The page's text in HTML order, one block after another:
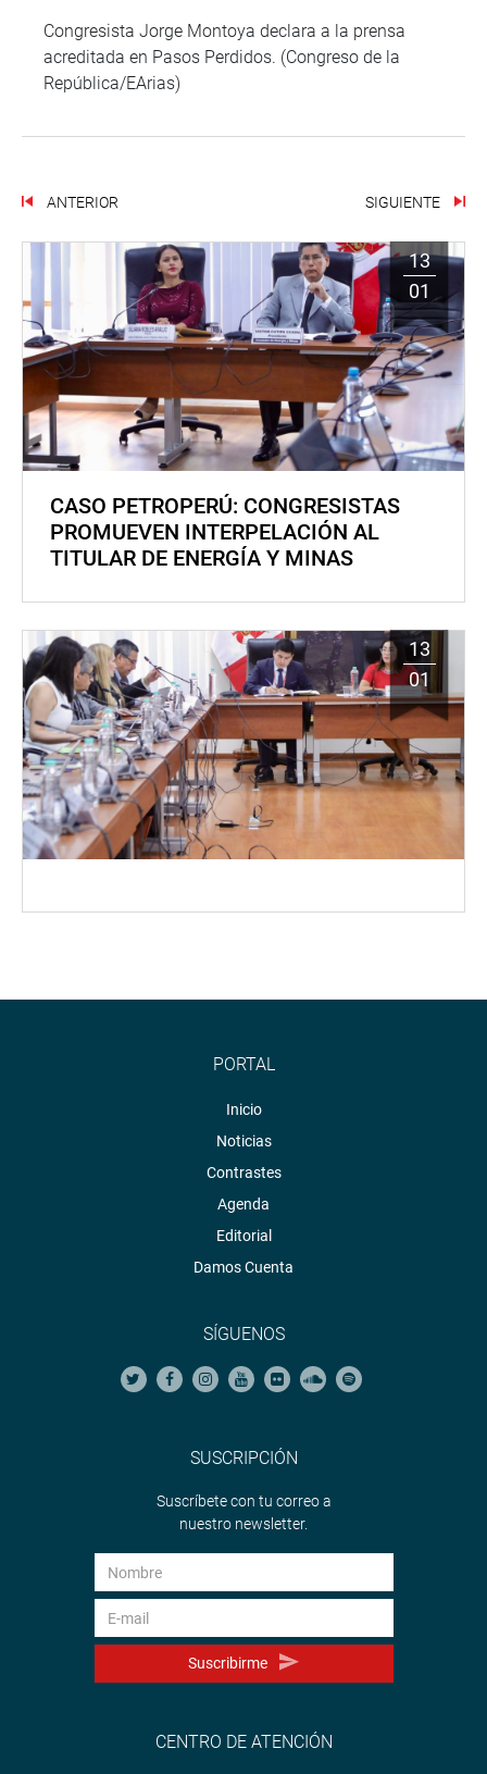
Congresista Jorge Montoya declara a la prensa
acreditada en Pasos Perdidos. (Congreso de la
República/EArias)
ANTERIOR SIGUIENTE
13
01
CASO PETROPERÚ: CONGRESISTAS
PROMUEVEN INTERPELACIÓN AL
TITULAR DE ENERGÍA Y MINAS
13
01
PORTAL
Inicio
Noticias
Contrastes
Agenda
Editorial
Damos Cuenta
SÍGUENOS
SUSCRIPCIÓN
Suscríbete con tu correo a
nuestro newsletter.
Suscribirme
CENTRO DE ATENCIÓN